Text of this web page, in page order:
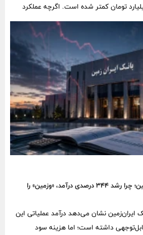
نیز نزدیک به ۱۹۲ میلیارد تومان کمتر شده است. اگرچه عملکرد
فروش دارد، شکاف چهارماهه با سال گذشته
زیان ۱۱ همتی بانک ایران‌زمین؛ چرا رشد ۳۴۴ درصدی درآمد، «وزمین» را
نشان می‌دهد درآمد عملیاتی این
۱۴۰۵ جهش قابل‌توجهی داشته است؛ اما هزینه سود